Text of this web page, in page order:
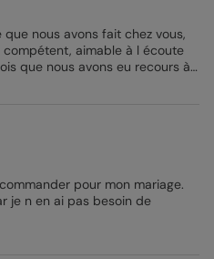
convives ce qui les attend. Ce
votre union. N’oubliez pas que
vous venir en aide si
invités seront étonnés de
vos jolies créations
nous avons fait chez vous,
aimable à l écoute
pour mon mariage.
je n en ai pas besoin de